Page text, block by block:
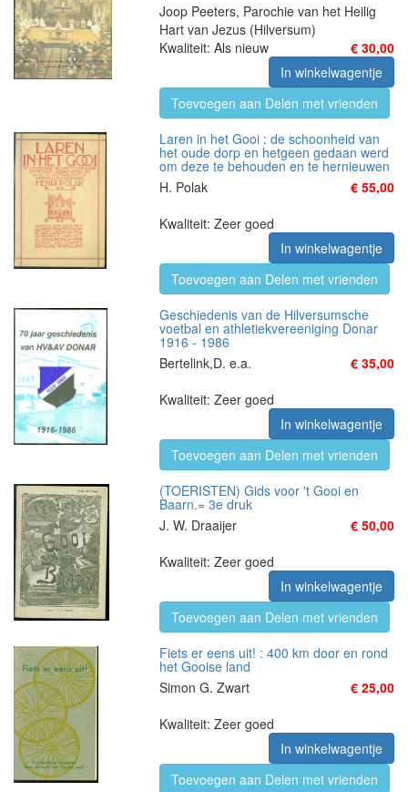
Joop Peeters, Parochie van het Heilig
Hart van Jezus (Hilversum)
€ 30,00
Kwaliteit: Als nieuw
In winkelwagentje
Toevoegen aan Delen met vrienden
Laren in het Gooi : de schoonheid van
het oude dorp en hetgeen gedaan werd
om deze te behouden en te hernieuwen
H. Polak
€ 55,00
Kwaliteit: Zeer goed
In winkelwagentje
Toevoegen aan Delen met vrienden
Geschiedenis van de Hilversumsche
voetbal en athletiekvereeniging Donar
1916 - 1986
Bertelink,D. e.a.
€ 35,00
Kwaliteit: Zeer goed
In winkelwagentje
Toevoegen aan Delen met vrienden
(TOERISTEN) Gids voor 't Gooi en
Baarn.= 3e druk
J. W. Draaijer
€ 50,00
Kwaliteit: Zeer goed
In winkelwagentje
Toevoegen aan Delen met vrienden
Fiets er eens uit! : 400 km door en rond
het Gooise land
Simon G. Zwart
€ 25,00
Kwaliteit: Zeer goed
In winkelwagentje
Toevoegen aan Delen met vrienden